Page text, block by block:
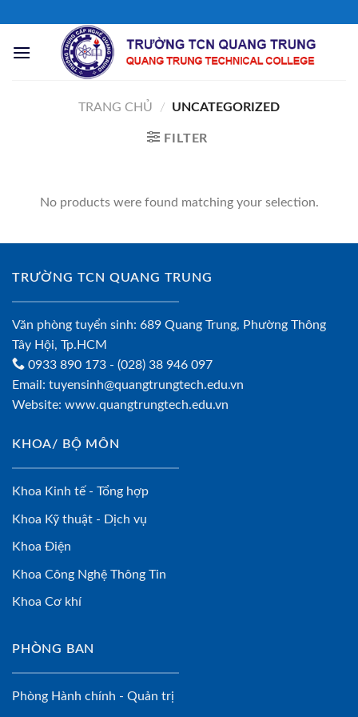
nội
TRANG CHỦ / UNCATEGORIZED
FILTER
No products were found matching your selection.
TRƯỜNG TCN QUANG TRUNG
Văn phòng tuyển sinh: 689 Quang Trung, Phường Thông
Tây Hội, Tp.HCM
0933 890 173 - (028) 38 946 097
Email: tuyensinh@quangtrungtech.edu.vn
Website: www.quangtrungtech.edu.vn
KHOA/ BỘ MÔN
Khoa Kinh tế - Tổng hợp
Khoa Kỹ thuật - Dịch vụ
Khoa Điện
Khoa Công Nghệ Thông Tin
Khoa Cơ khí
PHÒNG BAN
Phòng Hành chính - Quản trị